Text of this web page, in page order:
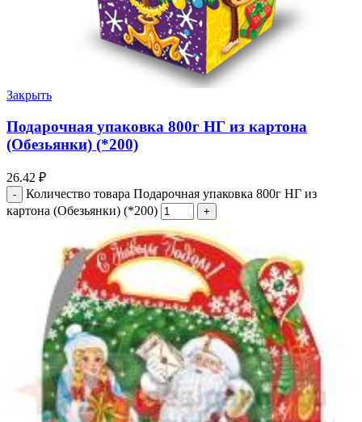
Закрыть
Подарочная упаковка 800г НГ из картона
(Обезьянки) (*200)
26.42 ₽
Количество товара Подарочная упаковка 800г НГ из
картона (Обезьянки) (*200)